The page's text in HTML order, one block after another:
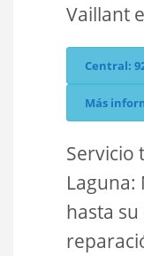
Vaillant
Central:
Más
Servicio
Laguna:
hasta